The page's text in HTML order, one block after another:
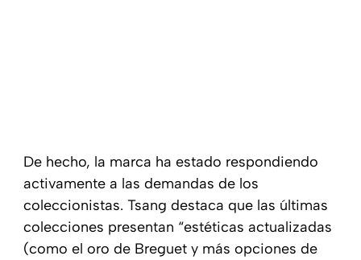
De hecho, la marca ha estado respondiendo
activamente a las demandas de los
coleccionistas. Tsang destaca que las últimas
colecciones presentan “estéticas actualizadas
(como el oro de Breguet y más opciones de